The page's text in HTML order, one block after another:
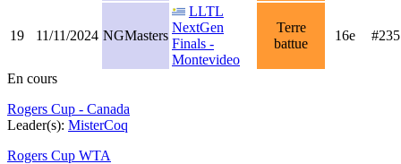
19 11/11/2024 NGMasters
LLTL
NextGen
Finals -
Montevideo
Terre
battue
16e #235
En cours
Rogers Cup - Canada
Leader(s): MisterCoq
Rogers Cup WTA